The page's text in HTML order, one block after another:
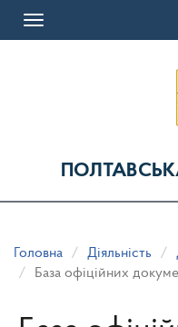
Toggle
Головна Діяльність
База офіційних